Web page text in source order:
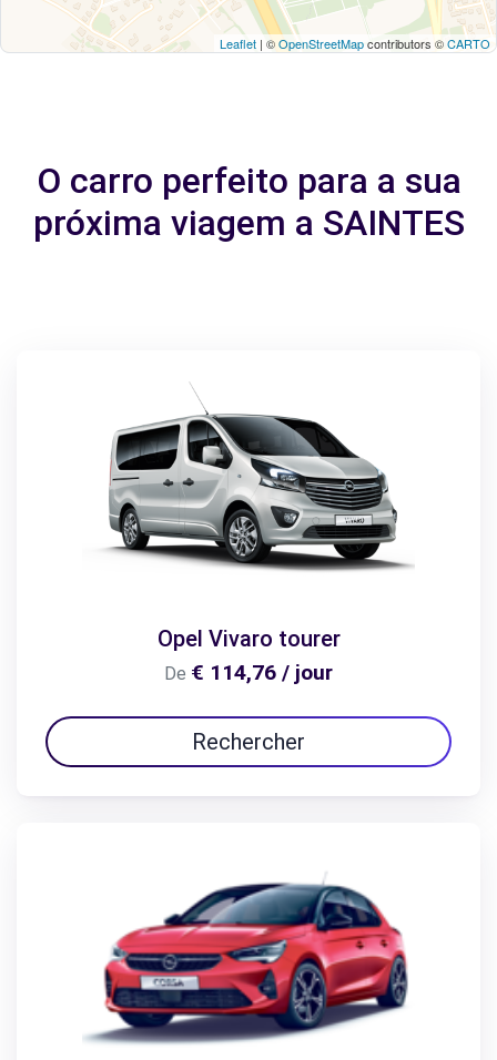
Leaflet | ©OpenStreetMapcontributors ©CARTO
O carro perfeito para a sua
próxima viagem a SAINTES
Opel Vivaro tourer
De € 114,76 / jour
Rechercher